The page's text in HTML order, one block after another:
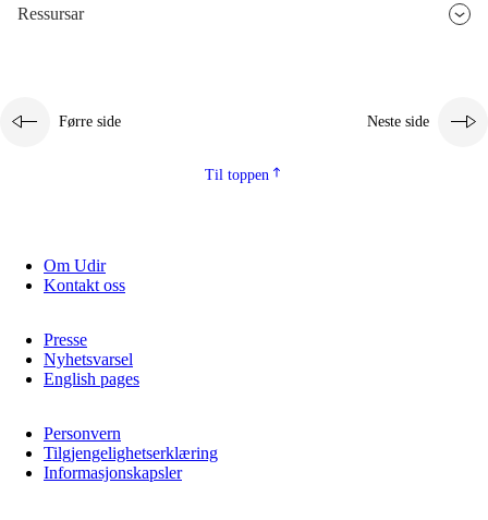
Ressursar
Førre side Neste side
Til toppen
Om Udir
Kontakt oss
Presse
Nyhetsvarsel
English pages
Personvern
Tilgjengelighetserklæring
Informasjonskapsler